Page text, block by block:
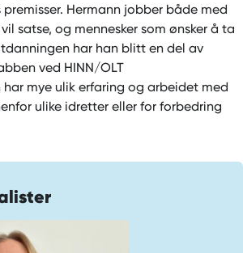
Hermann jobber både med
satse, og mennesker som ønsker å ta
har han blitt en del av
ved HINN/OLT
har mye ulik erfaring og arbeidet med
ulike idretter eller for forbedring